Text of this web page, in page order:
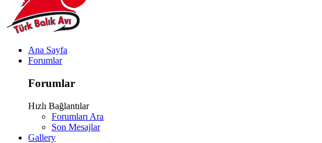
Ana Sayfa
Forumlar
Forumlar
Hızlı Bağlantılar
Forumları Ara
Son Mesajlar
Gallery